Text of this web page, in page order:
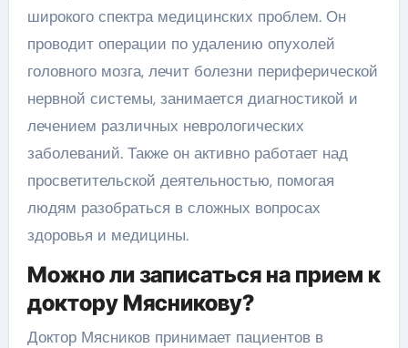
широкого спектра медицинских проблем. Он
проводит операции по удалению опухолей
головного мозга, лечит болезни периферической
нервной системы, занимается диагностикой и
лечением различных неврологических
заболеваний. Также он активно работает над
просветительской деятельностью, помогая
людям разобраться в сложных вопросах
здоровья и медицины.
Можно ли записаться на прием к
доктору Мясникову?
Доктор Мясников принимает пациентов в